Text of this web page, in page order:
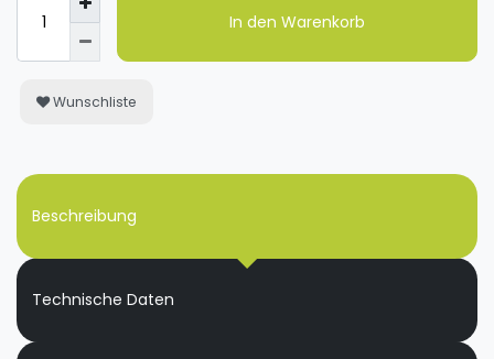
In den Warenkorb
Wunschliste
Beschreibung
Technische Daten